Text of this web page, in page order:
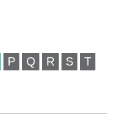
P Q R S
T